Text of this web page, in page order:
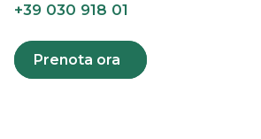
+39 030 918 01
Prenota ora